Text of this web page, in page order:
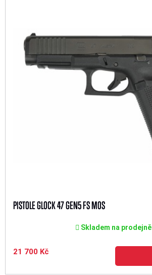
PISTOLE GLOCK 47 GEN5 FS MOS
Skladem na prodejně
21 700 Kč